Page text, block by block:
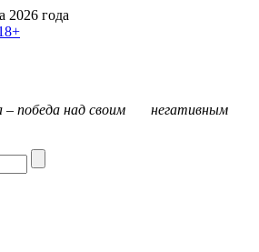
2026 года
– победа над своим негативным